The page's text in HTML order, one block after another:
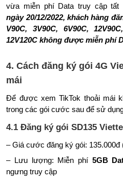
vừa miễn phí Data truy cập tất
ngày 20/12/2022, khách hàng
V90C, 3V90C, 6V90C,
12V120C không được miễn phí
4. Cách đăng ký gói 4G
mái
Để được xem TikTok thoải mái
trong các gói cước sau để sử
4.1 Đăng ký gói SD135
– Giá cước đăng ký gói: 135.000đ
– Lưu lượng: Miễn phí 5GB
ngưng truy cập